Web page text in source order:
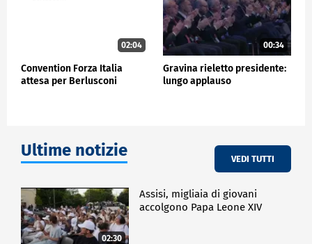
02:04
Convention Forza Italia
attesa per Berlusconi
00:34
Gravina rieletto presidente:
lungo applauso
Ultime notizie VEDI TUTTI
02:30
Assisi, migliaia di giovani
accolgono Papa Leone XIV